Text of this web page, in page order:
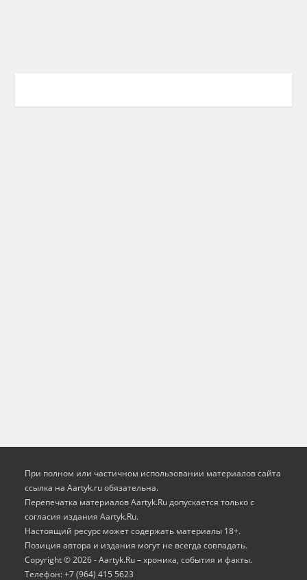
При полном или частичном использовании материалов сайта
ссылка на Aartyk.ru oбязательна.
Перепечатка материалов Aartyk.Ru допускается только с
согласия издания Aartyk.Ru.
Настоящий ресурс может содержать материалы 18+.
Позиция автора и издания могут не всегда совпадать.
Copyright © 2026 - Aartyk.Ru – хроника, события и факты.
Телефон: +7 (964) 415 5623